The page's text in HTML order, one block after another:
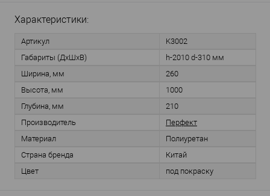
Характеристики:
Артикул
K3002
Габариты (ДхШхВ)
h-2010 d-310 мм
Ширина, мм
260
Высота, мм
1000
Глубина, мм
210
Производитель
Перфект
Материал
Полиуретан
Страна бренда
Китай
Цвет
под покраску